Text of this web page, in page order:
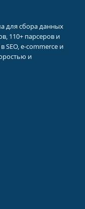
для сбора данных
110+ парсеров и
SEO, e-commerce и
и